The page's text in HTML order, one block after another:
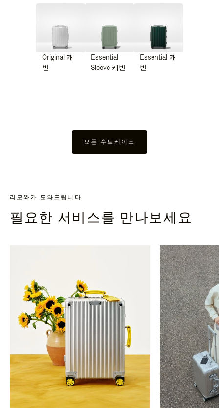
Original 캐
빈
Essential
Sleeve 캐빈
Essential 캐
빈
모든 수트케이스
리모와가 도와드립니다
필요한 서비스를 만나보세요